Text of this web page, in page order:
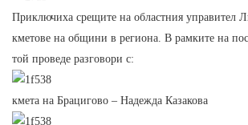
Приключиха срещите на областния управител
кметове на общини в региона. В рамките на
той проведе разговори с:
кмета на Брацигово – Надежда Казакова